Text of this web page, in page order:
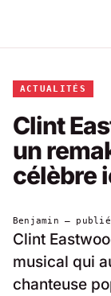
ACTUALITÉS
Clint
un
célèbre
Benjamin —
Clint
musical qui
chanteuse